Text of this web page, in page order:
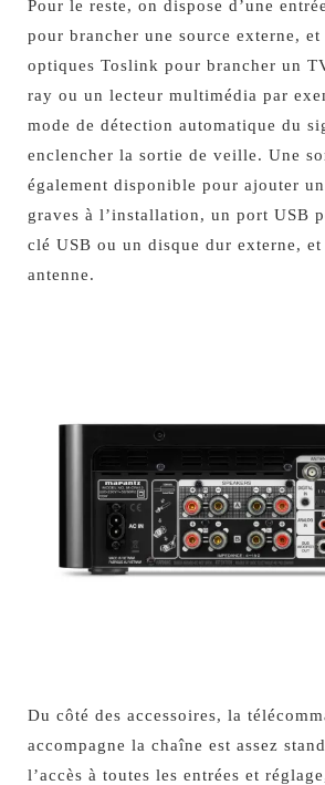
Pour le reste, on dispose d’une
pour brancher une source externe, et
optiques Toslink pour brancher un
ray ou un lecteur multimédia par
mode de détection automatique du
enclencher la sortie de veille. Une
également disponible pour ajouter
graves à l’installation, un port USB
clé USB ou un disque dur externe, et
antenne.
Du côté des accessoires, la
accompagne la chaîne est assez
l’accès à toutes les entrées et